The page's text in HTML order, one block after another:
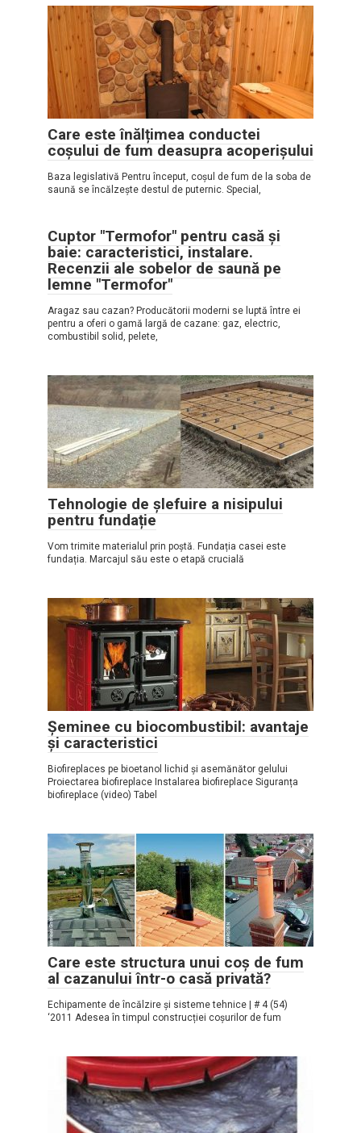
Care este înălțimea conductei
coșului de fum deasupra acoperișului
Baza legislativă Pentru început, coșul de fum de la soba de
saună se încălzește destul de puternic. Special,
Cuptor "Termofor" pentru casă și
baie: caracteristici, instalare.
Recenzii ale sobelor de saună pe
lemne "Termofor"
Aragaz sau cazan? Producătorii moderni se luptă între ei
pentru a oferi o gamă largă de cazane: gaz, electric,
combustibil solid, pelete,
Tehnologie de șlefuire a nisipului
pentru fundație
Vom trimite materialul prin poștă. Fundația casei este
fundația. Marcajul său este o etapă crucială
Șeminee cu biocombustibil: avantaje
și caracteristici
Biofireplaces pe bioetanol lichid și asemănător gelului
Proiectarea biofireplace Instalarea biofireplace Siguranța
biofireplace (video) Tabel
Care este structura unui coș de fum
al cazanului într-o casă privată?
Echipamente de încălzire și sisteme tehnice | # 4 (54)
‘2011 Adesea în timpul construcției coșurilor de fum